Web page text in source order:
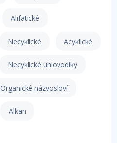
Alifatické
Necyklické Acyklické
Necyklické uhlovodíky
Organické názvosloví
Alkan